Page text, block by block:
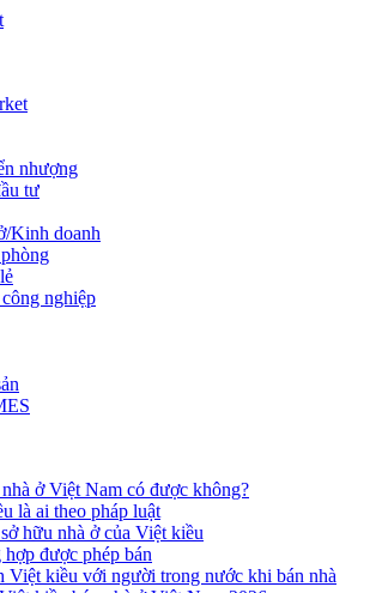
nhượng
tư
Kinh doanh
nghiệp
ở Việt Nam có được không?
là ai theo pháp luật
hữu nhà ở của Việt kiều
được phép bán
Việt kiều với người trong nước khi bán nhà